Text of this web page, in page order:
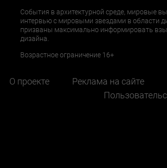
События в архитектурной среде, мировые
интервью с мировыми звездами в области
призваны максимально информировать
дизайна.
Возрастное ограничение 16+
О проекте Реклама на сайте